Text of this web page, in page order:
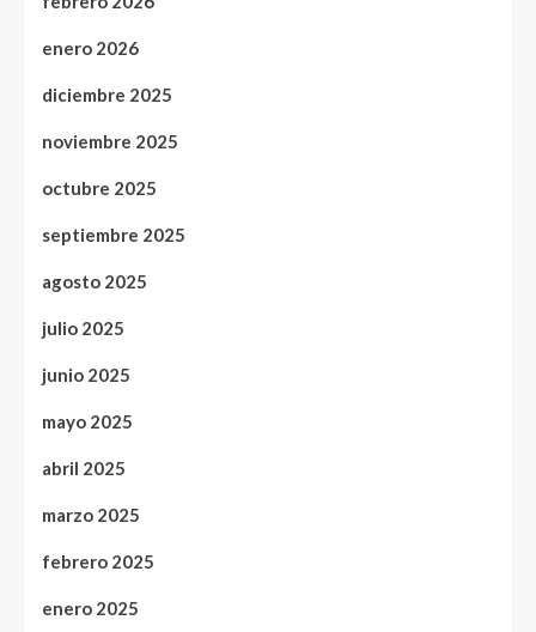
enero 2026
diciembre 2025
noviembre 2025
octubre 2025
septiembre 2025
agosto 2025
julio 2025
junio 2025
mayo 2025
abril 2025
marzo 2025
febrero 2025
enero 2025